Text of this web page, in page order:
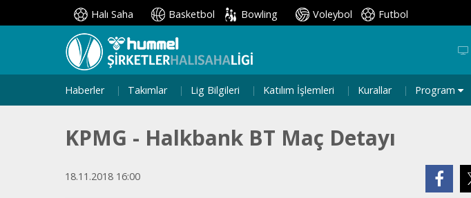
Haberler Takımlar Lig Bilgileri Katılım İşlemleri Kurallar Program
Halı Saha Basketbol Bowling Voleybol Futbol
KPMG - Halkbank BT Maç Detayı
18.11.2018 16:00